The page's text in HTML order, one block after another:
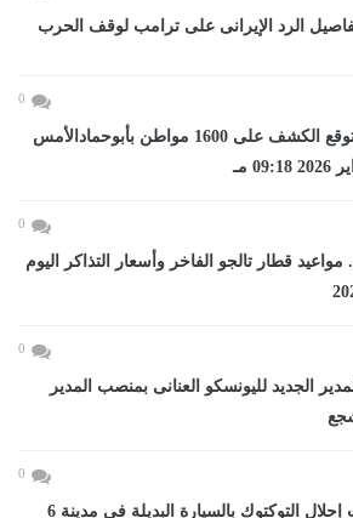
الرد الإيرانى على ترامب لوقف الحرب
0
صحة الشرقية توقع الكشف على 1600 مواطن بأبوحمادالأمس
0
مواعيد قطار تالجو الفاخر وأسعار التذاكر اليوم
0
الجديد لليونسكو العنانى بمنصب المدير
0
بدء تلقى طلبات إحلال التوكتوك بالسيارة البديلة فى مدينة 6